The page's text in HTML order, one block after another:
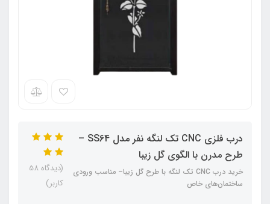
درب فلزی CNC تک لنگه نفر مدل SS64 –
طرح مدرن با الگوی گل زیبا
خرید درب CNC تک لنگه با طرح گل زیبا– مناسب ورودی
ساختمان‌های خاص
(دیدگاه 58
کاربر)